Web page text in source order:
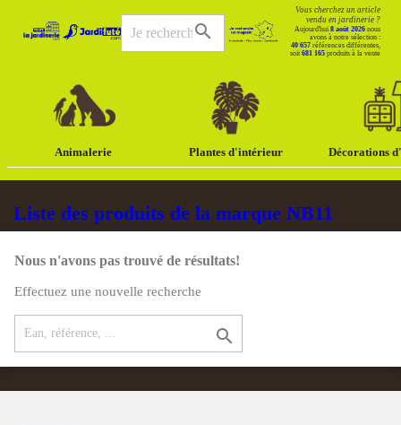
search
Vous cherchez un article
vendu en jardinerie ?
Aujourd'hui 8 août 2026 nous
avons à notre sélection :
40 657 références différentes,
soit 681 165 produits à la vente
Animalerie Plantes d'intérieur Décorations
Liste des produits de la marque NB11
Nous n'avons pas trouvé de résultats!
Effectuez une nouvelle recherche
